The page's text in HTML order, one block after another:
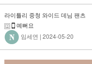
라이틀리 중청 와이드 데님 팬츠
예뻐요
임세연 | 2024-05-20